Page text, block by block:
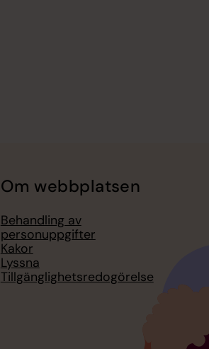
Om webbplatsen
Behandling av
personuppgifter
Kakor
Lyssna
Tillgänglighetsredogörelse